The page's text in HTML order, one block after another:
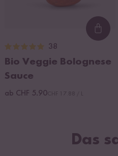
38
Bio Veggie Bolognese
Sauce
ab CHF 5.90
Das